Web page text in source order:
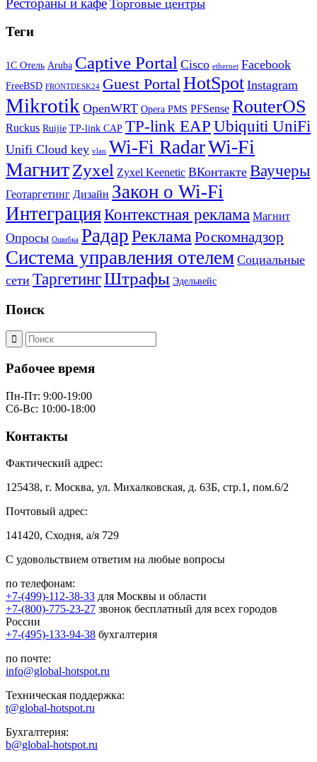
Торговые центры
Теги
1С Отель Aruba Captive Portal Cisco ethernet Facebook
FreeBSD FRONTDESK24 Guest PortalHotSpot Instagram
Mikrotik OpenWRT Opera PMS PFSense RouterOS
Ruckus Ruijie TP-link CAP TP-link EAP Ubiquiti UniFi
Unifi Cloud key vlan Wi-Fi RadarWi-Fi
МагнитZyxel Zyxel Keenetic ВКонтакте Ваучеры
Геотаргетинг Дизайн Закон о Wi-Fi
ИнтеграцияКонтекстная реклама Магнит
Опросы Ошибка РадарРеклама Роскомнадзор
Система управления отелем Социальные
сети ТаргетингШтрафы Эдельвейс
Поиск
Рабочее время
Пн-Пт: 9:00-19:00
Сб-Вс: 10:00-18:00
Контакты
Фактический адрес:
125438, г. Москва, ул. Михалковская, д. 63Б, стр.1, пом.6/2
Почтовый адрес:
141420, Сходня, а/я 729
С удовольствием ответим на любые вопросы
по телефонам:
+7-(499)-112-38-33 для Москвы и области
+7-(800)-775-23-27 звонок бесплатный для всех городов
России
+7-(495)-133-94-38 бухгалтерия
по почте:
info@global-hotspot.ru
Техническая поддержка:
t@global-hotspot.ru
Бухгалтерия:
b@global-hotspot.ru